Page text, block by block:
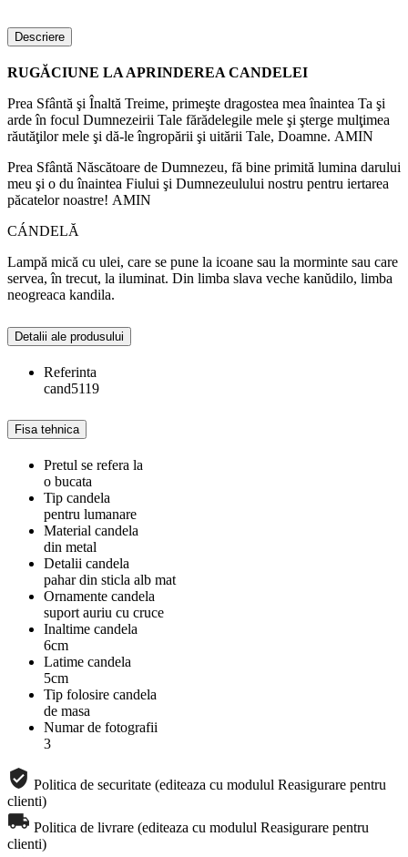
Descriere
RUGĂCIUNE LA APRINDEREA CANDELEI
Prea Sfântă şi Înaltă Treime, primeşte dragostea mea înaintea Ta şi
arde în focul Dumnezeirii Tale fărădelegile mele şi şterge mulţimea
răutăţilor mele şi dă-le îngropării şi uitării Tale, Doamne. AMIN
Prea Sfântă Născătoare de Dumnezeu, fă bine primită lumina darului
meu şi o du înaintea Fiului şi Dumnezeulului nostru pentru iertarea
păcatelor noastre! AMIN
CÁNDELĂ
Lampă mică cu ulei, care se pune la icoane sau la morminte sau care
servea, în trecut, la iluminat. Din limba slava veche kanŭdilo, limba
neogreaca kandila.
Detalii ale produsului
Referinta
cand5119
Fisa tehnica
Pretul se refera la
o bucata
Tip candela
pentru lumanare
Material candela
din metal
Detalii candela
pahar din sticla alb mat
Ornamente candela
suport auriu cu cruce
Inaltime candela
6cm
Latime candela
5cm
Tip folosire candela
de masa
Numar de fotografii
3
Politica de securitate (editeaza cu modulul Reasigurare pentru
clienti)
Politica de livrare (editeaza cu modulul Reasigurare pentru
clienti)